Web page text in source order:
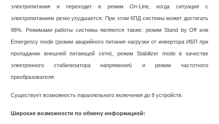
электропитания и переходит в режим On-Line, когда ситуация с
электропитанием резко ухудшается. При этом КПД системы может достигать
98%. Режимами работы системы являются также: режим Stand by Off или
Emergency mode (режим аварийного питания нагрузки от инвертора ИБП при
пропадании внешней питающей сети), режим Stabilizer mode в качестве
электронного стабилизатора напряжения) и режим частотного
преобразователя.
Существует возможность параллельного включения до 8 устройств.
Широкие возможности по обмену информацией: